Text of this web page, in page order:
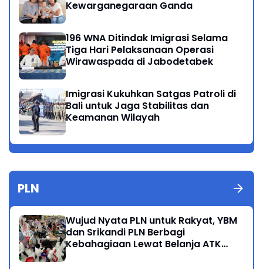
Kewarganegaraan Ganda
196 WNA Ditindak Imigrasi Selama
Tiga Hari Pelaksanaan Operasi
Wirawaspada di Jabodetabek
Imigrasi Kukuhkan Satgas Patroli di
Bali untuk Jaga Stabilitas dan
Keamanan Wilayah
PLN
Wujud Nyata PLN untuk Rakyat, YBM
dan Srikandi PLN Berbagi
Kebahagiaan Lewat Belanja ATK